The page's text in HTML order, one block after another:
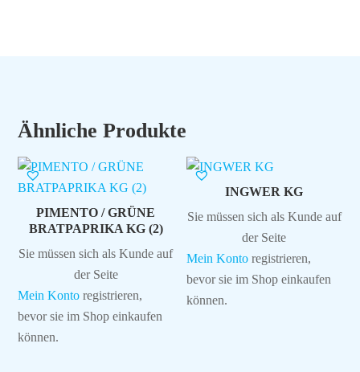
Ähnliche Produkte
PIMENTO / GRÜNE
BRATPAPRIKA KG (2)
Sie müssen sich als Kunde auf
der Seite
Mein Konto registrieren,
bevor sie im Shop einkaufen
können.
INGWER KG
Sie müssen sich als Kunde auf
der Seite
Mein Konto registrieren,
bevor sie im Shop einkaufen
können.